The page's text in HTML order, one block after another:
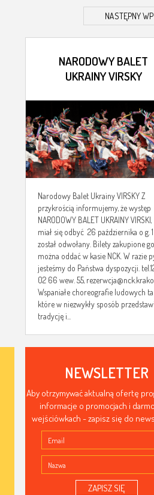
NASTĘPNY
NARODOWY BALET
UKRAINY VIRSKY
Narodowy Balet Ukrainy VIRSKY Z
przykrością informujemy, że występ
NARODOWY BALET UKRAINY
miał się odbyć 26 października o g.
został odwołany. Bilety zakupione
można oddać w kasie NCK. W razie
jesteśmy do Państwa dyspozycji.
02 66 wew. 55,
Wspaniałe choreografie ludowych
które w niezwykły sposób
tradycję i...
NEWSLETTER
Aby otrzymywać aktualną ofertę
informacje o promocjach i
wejściówkach - zapisz się do
ZAPISZ SIĘ